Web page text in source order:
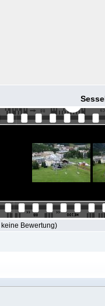
Bewertung)